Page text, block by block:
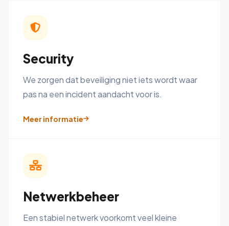
Security
We zorgen dat beveiliging niet iets wordt waar
pas na een incident aandacht voor is.
Meer informatie
Netwerkbeheer
Een stabiel netwerk voorkomt veel kleine